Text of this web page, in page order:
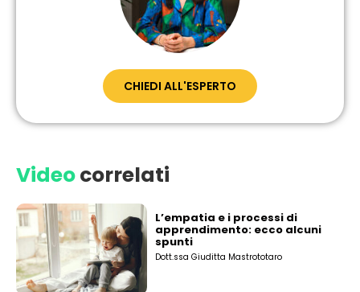
CHIEDI ALL'ESPERTO
Videocorrelati
L’empatia e i processi di
apprendimento: ecco alcuni
spunti
Dott.ssa Giuditta Mastrototaro